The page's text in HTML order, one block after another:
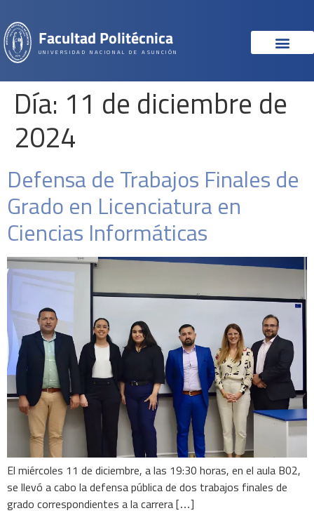
Facultad Politécnica
UNIVERSIDAD NACIONAL DE ASUNCIÓN
Día: 11 de diciembre de
2024
Defensa de Trabajos Finales de
Grado en Licenciatura en
Ciencias Informáticas
El miércoles 11 de diciembre, a las 19:30 horas, en el aula B02,
se llevó a cabo la defensa pública de dos trabajos finales de
grado correspondientes a la carrera […]